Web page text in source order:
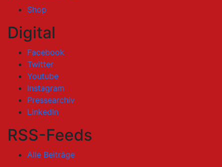
Shop
Digital
Facebook
Twitter
Youtube
Instagram
Pressearchiv
LinkedIn
RSS-Feeds
Alle Beiträge